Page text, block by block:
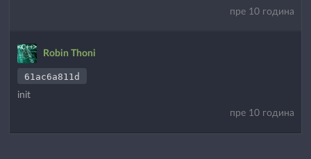
пре 10 година
Robin Thoni
61ac6a811d
init
пре 10 година